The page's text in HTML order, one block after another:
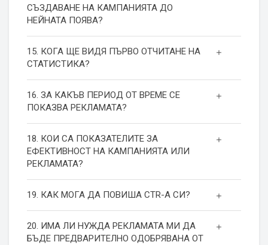
СЪЗДАВАНЕ НА КАМПАНИЯТА ДО
НЕЙНАТА ПОЯВА?
15. КОГА ЩЕ ВИДЯ ПЪРВО ОТЧИТАНЕ НА
СТАТИСТИКА?
16. ЗА КАКЪВ ПЕРИОД ОТ ВРЕМЕ СЕ
ПОКАЗВА РЕКЛАМАТА?
18. КОИ СА ПОКАЗАТЕЛИТЕ ЗА
ЕФЕКТИВНОСТ НА КАМПАНИЯТА ИЛИ
РЕКЛАМАТА?
19. КАК МОГА ДА ПОВИША СТR-А СИ?
20. ИМА ЛИ НУЖДА РЕКЛАМАТА МИ ДА
БЪДЕ ПРЕДВАРИТЕЛНО ОДОБРЯВАНА ОТ